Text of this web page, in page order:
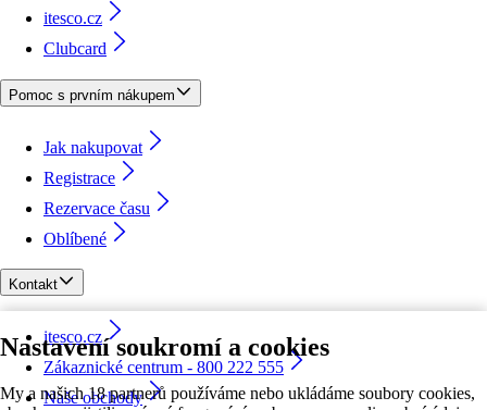
Nastavení soukromí a cookies
My a našich 18 partnerů používáme nebo ukládáme soubory cookies,
itesco.cz
Clubcard
Pomoc s prvním nákupem
Jak nakupovat
Registrace
Rezervace času
Oblíbené
Kontakt
itesco.cz
Zákaznické centrum - 800 222 555
Naše obchody